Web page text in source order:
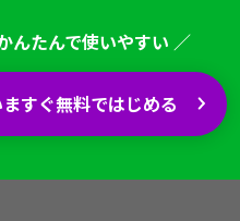
んたんで使いやすい ／
すぐ無料ではじめる